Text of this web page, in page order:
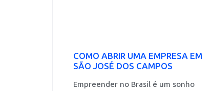
COMO ABRIR UMA EMPRESA EM
SÃO JOSÉ DOS CAMPOS
Empreender no Brasil é um sonho